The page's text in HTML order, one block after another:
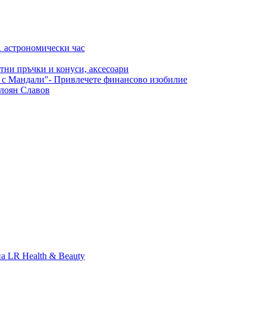
час
пръчки и конуси, аксесоари
Мандали"- Привлечете финансово изобилие
Славов
LR Health & Beauty